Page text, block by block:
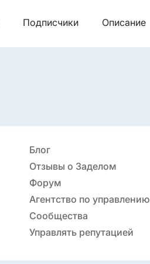
Подписчики Описание
Блог
Отзывы о Заделом
Форум
Агентство по управлению
репутацией
Сообщества
Управлять репутацией